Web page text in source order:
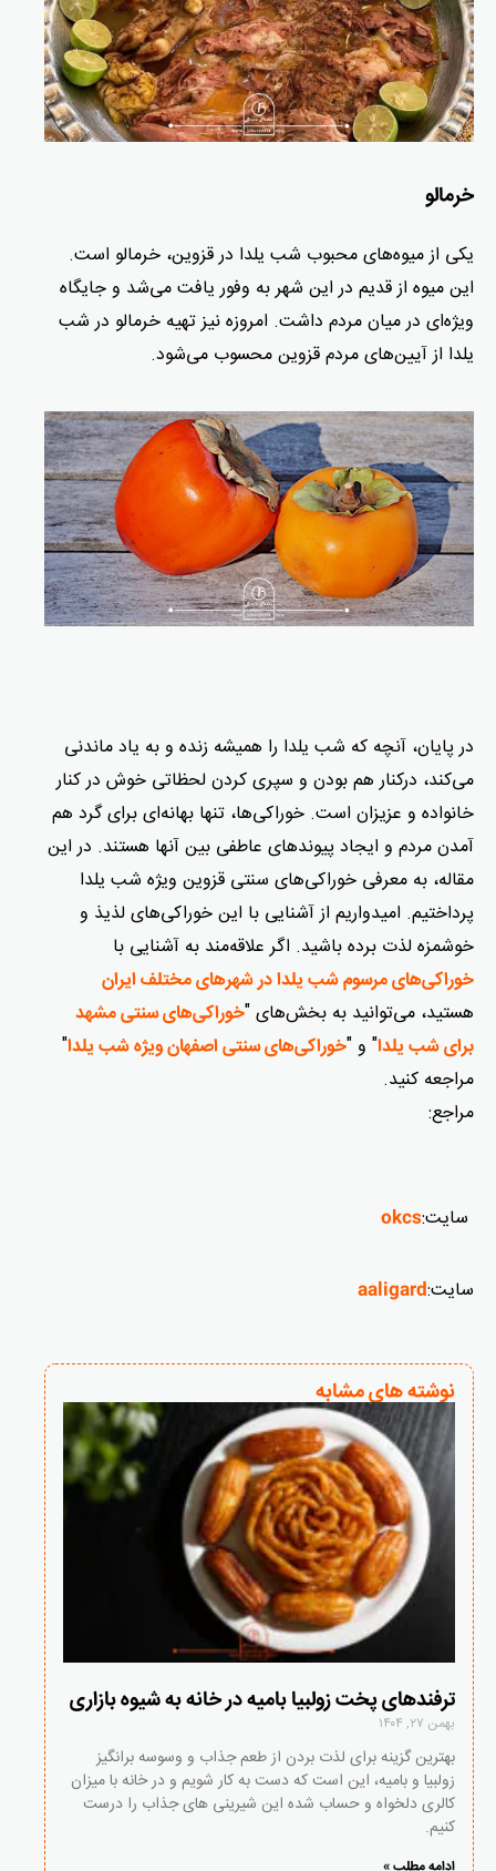
خرمالو
یکی از میوه‌های محبوب شب یلدا در قزوین، خرمالو است.
این میوه از قدیم در این شهر به وفور یافت می‌شد و جایگاه
ویژه‌ای در میان مردم داشت. امروزه نیز تهیه خرمالو در شب
یلدا از آیین‌های مردم قزوین محسوب می‌شود.
در پایان، آنچه که شب یلدا را همیشه زنده و به یاد ماندنی
می‌کند، درکنار هم بودن و سپری کردن لحظاتی خوش در کنار
خانواده و عزیزان است. خوراکی‌ها، تنها بهانه‌ای برای گرد هم
آمدن مردم و ایجاد پیوندهای عاطفی بین آنها هستند. در این
مقاله، به معرفی خوراکی‌های سنتی قزوین ویژه شب یلدا
پرداختیم. امیدواریم از آشنایی با این خوراکی‌های لذیذ و
خوشمزه لذت برده باشید. اگر علاقه‌مند به آشنایی با
خوراکی‌های مرسوم شب یلدا در شهرهای مختلف ایران
هستید، می‌توانید به بخش‌های "خوراکی‌های سنتی مشهد
برای شب یلدا" و "خوراکی‌های سنتی اصفهان ویژه شب یلدا"
مراجعه کنید.
مراجع:
سایت:okcs
سایت:aaligard
نوشته های مشابه
ترفندهای پخت زولبیا بامیه در خانه به شیوه بازاری
بهمن ۲۷, ۱۴۰۴
بهترین گزینه برای لذت بردن از طعم جذاب و وسوسه برانگیز
زولبیا و بامیه، این است که دست به کار شویم و در خانه با میزان
کالری دلخواه و حساب شده این شیرینی های جذاب را درست
کنیم.